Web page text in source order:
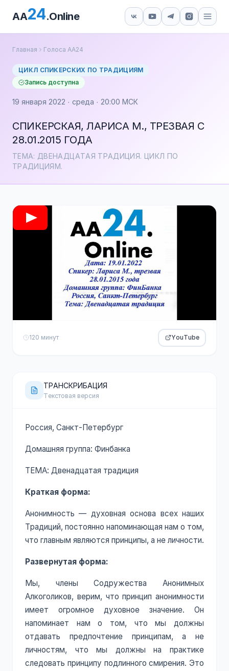
AA24.Online
Главная Голоса АА24
ЦИКЛ СПИКЕРСКИХ ПО ТРАДИЦИЯМ
Запись доступна
19 января 2022 · среда · 20:00 МСК
СПИКЕРСКАЯ, ЛАРИСА М., ТРЕЗВАЯ С
28.01.2015 ГОДА
ТЕМА: ДВЕНАДЦАТАЯ ТРАДИЦИЯ. ЦИКЛ ПО
ТРАДИЦИЯМ.
120 минут YouTube
ТРАНСКРИБАЦИЯ
Текстовая версия
Россия, Санкт-Петербург
Домашняя группа: Финбанка
ТЕМА: Двенадцатая традиция
Краткая форма:
Анонимность — духовная основа всех наших
Традиций, постоянно напоминающая нам о том,
что главным являются принципы, а не личности.
Развернутая форма:
Мы, члены Содружества Анонимных
Алкоголиков, верим, что принцип анонимности
имеет огромное духовное значение. Он
напоминает нам о том, что мы должны
отдавать предпочтение принципам, а не
личностям, что мы должны на практике
следовать принципу подлинного смирения. Это